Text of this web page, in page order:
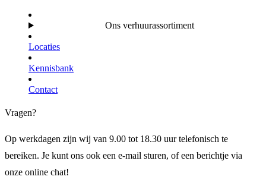
Ons verhuurassortiment
Locaties
Kennisbank
Contact
Vragen?
Op werkdagen zijn wij van 9.00 tot 18.30 uur telefonisch te
bereiken. Je kunt ons ook een e-mail sturen, of een berichtje via
onze online chat!